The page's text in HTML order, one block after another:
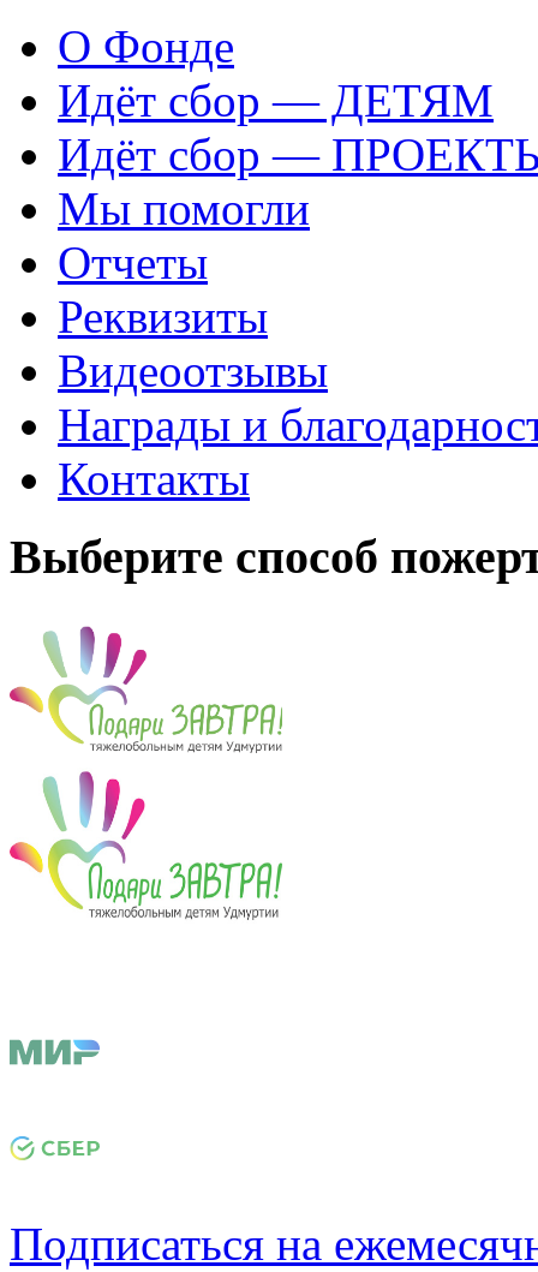
О Фонде
Идёт сбор — ДЕТЯМ
Идёт сбор —
Мы помогли
Отчеты
Реквизиты
Видеоотзывы
Награды и
Контакты
Выберите способ
Подписаться на